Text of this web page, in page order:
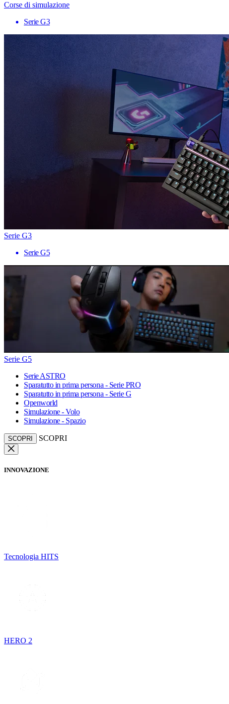
Corse di simulazione
Serie G3
Serie G3
Serie G5
Serie G5
Serie ASTRO
Sparatutto in prima persona - Serie PRO
Sparatutto in prima persona - Serie G
Openworld
Simulazione - Volo
Simulazione - Spazio
SCOPRI SCOPRI
INNOVAZIONE
Tecnologia HITS
HERO 2